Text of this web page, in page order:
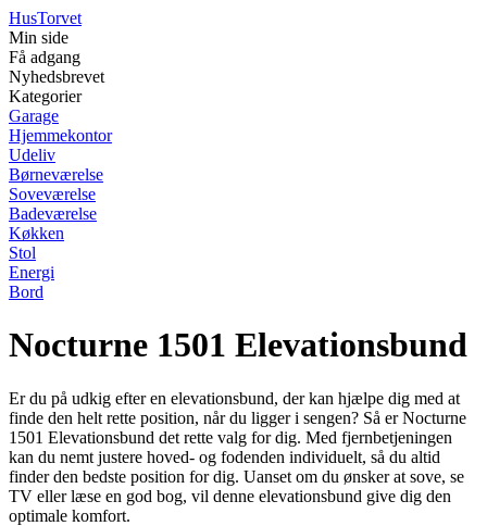
HusTorvet
Min side
Få adgang
Nyhedsbrevet
Kategorier
Garage
Hjemmekontor
Udeliv
Børneværelse
Soveværelse
Badeværelse
Køkken
Stol
Energi
Bord
Nocturne 1501 Elevationsbund
Er du på udkig efter en elevationsbund, der kan hjælpe dig med at
finde den helt rette position, når du ligger i sengen? Så er Nocturne
1501 Elevationsbund det rette valg for dig. Med fjernbetjeningen
kan du nemt justere hoved- og fodenden individuelt, så du altid
finder den bedste position for dig. Uanset om du ønsker at sove, se
TV eller læse en god bog, vil denne elevationsbund give dig den
optimale komfort.